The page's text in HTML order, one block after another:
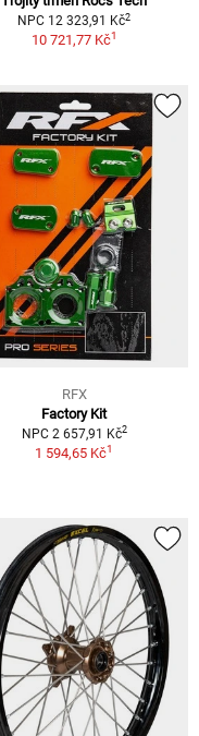
NPC 12 323,91 Kč2
10 721,77 Kč1
RFX
Factory Kit
NPC 2 657,91 Kč2
1 594,65 Kč1